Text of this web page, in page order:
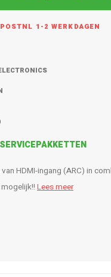
POSTNL 1-2 WERKDAGEN
HDMI-ingang (ARC) in
Lees meer